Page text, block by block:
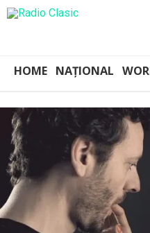
HOME NAȚIONAL